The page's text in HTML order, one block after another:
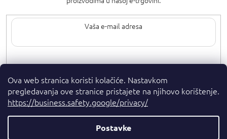
Ova web stranica koristi kolačiće. Nastavkom
pregledavanja ove stranice pristajete na njihovo korištenje.
https://business.safety.google/privacy/
Postavke
Upisom svoje e-pošte pristajete nauvjete privatnosti.